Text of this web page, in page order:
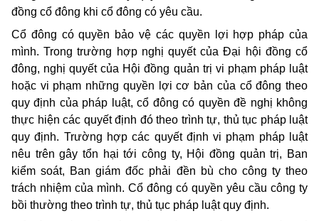
đồng cổ đông khi cổ đông có yêu cầu.
Cổ đông có quyền bảo vệ các quyền lợi hợp pháp của
mình. Trong trường hợp nghị quyết của Đại hội đồng cổ
đông, nghị quyết của Hội đồng quản trị vi phạm pháp luật
hoặc vi phạm những quyền lợi cơ bản của cổ đông theo
quy định của pháp luật, cổ đông có quyền đề nghị không
thực hiện các quyết định đó theo trình tự, thủ tục pháp luật
quy định. Trường hợp các quyết định vi phạm pháp luật
nêu trên gây tổn hại tới công ty, Hội đồng quản trị, Ban
kiểm soát, Ban giám đốc phải đền bù cho công ty theo
trách nhiệm của mình. Cổ đông có quyền yêu cầu công ty
bồi thường theo trình tự, thủ tục pháp luật quy định.